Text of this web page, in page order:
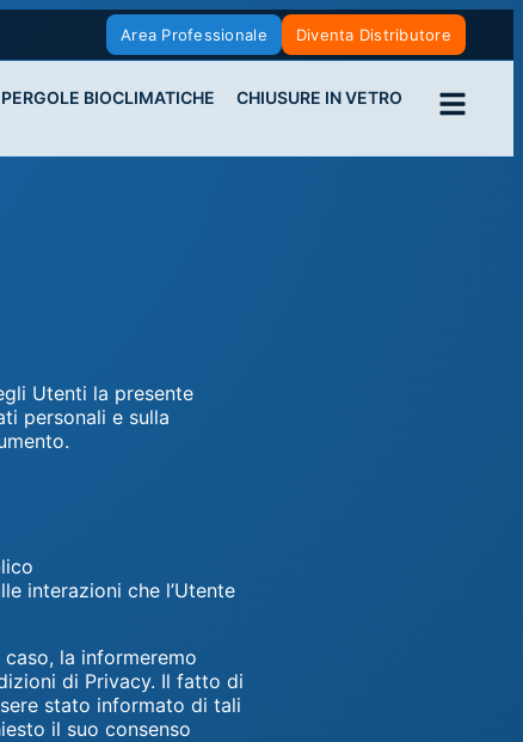
Diventa Distributore
Area Professionale
PERGOLE BIOCLIMATICHE CHIUSURE IN VETRO
Utenti la presente
personali e sulla
interazioni che l’Utente
la informeremo
di Privacy. Il fatto di
stato informato di tali
il suo consenso